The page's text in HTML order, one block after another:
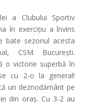
a Clubului Sportiv
în exercițiu a învins
bate sezonul acesta
CSM București.
o victorie superbă în
cu 2-o la general!
un deznodământ pe
din oraș. Cu 3-2 au